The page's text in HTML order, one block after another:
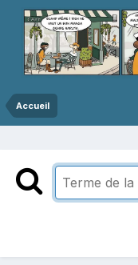
Accueil